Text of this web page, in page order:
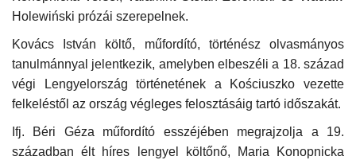
Holewiński prózái szerepelnek.
Kovács István költő, műfordító, történész olvasmányos
tanulmánnyal jelentkezik, amelyben elbeszéli a 18. század
végi Lengyelország történetének a Kościuszko vezette
felkeléstől az ország végleges felosztásáig tartó időszakát.
Ifj. Béri Géza műfordító esszéjében megrajzolja a 19.
században élt híres lengyel költőnő, Maria Konopnicka